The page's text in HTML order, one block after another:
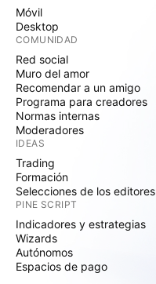
Móvil
Desktop
COMUNIDAD
Red social
Muro del amor
Recomendar a un amigo
Programa para creadores
Normas internas
Moderadores
IDEAS
Trading
Formación
Selecciones de los editores
PINE SCRIPT
Indicadores y estrategias
Wizards
Autónomos
Espacios de pago